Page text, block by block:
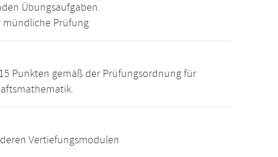
Übungsaufgaben.
Prüfung
Punkten gemäß der Prüfungsordnung für
Vertiefungsmodulen